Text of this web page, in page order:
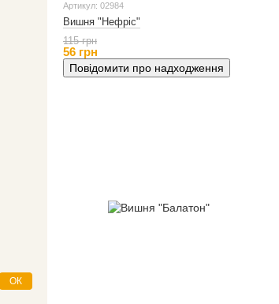
Артикул: 02984
Вишня "Нефріс"
115 грн
56 грн
Повідомити про надходження
ОК